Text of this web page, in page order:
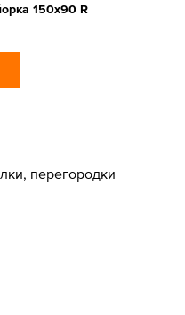
150х90 R
перегородки